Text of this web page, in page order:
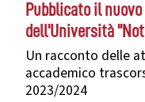
Pubblicato il
dell'Università
Un racconto delle
accademico
2023/2024